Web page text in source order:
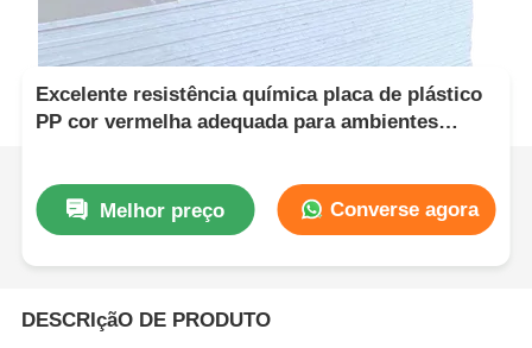
Excelente resistência química placa de plástico
PP cor vermelha adequada para ambientes
Melhor preço Converse agora
DESCRIçãO DE PRODUTO